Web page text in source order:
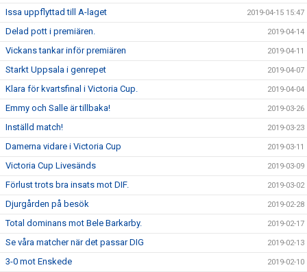
Issa uppflyttad till A-laget 2019-04-15 15:47
Delad pott i premiären. 2019-04-14
Vickans tankar inför premiären 2019-04-11
Starkt Uppsala i genrepet 2019-04-07
Klara för kvartsfinal i Victoria Cup. 2019-04-04
Emmy och Salle är tillbaka! 2019-03-26
Inställd match! 2019-03-23
Damerna vidare i Victoria Cup 2019-03-11
Victoria Cup Livesänds 2019-03-09
Förlust trots bra insats mot DIF. 2019-03-02
Djurgården på besök 2019-02-28
Total dominans mot Bele Barkarby. 2019-02-17
Se våra matcher när det passar DIG 2019-02-13
3-0 mot Enskede 2019-02-10